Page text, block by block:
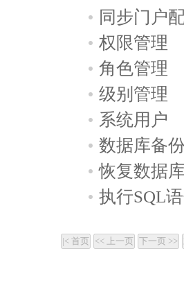
同步门户
权限管理
角色管理
级别管理
系统用户
数据库备
恢复数据
执行SQL